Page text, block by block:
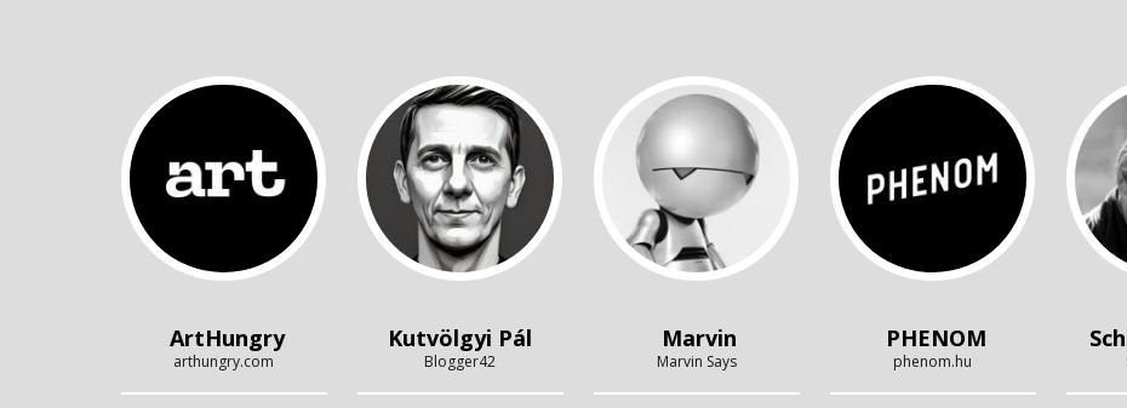
ArtHungry
arthungry.com
Kutvölgyi Pál
Blogger42
Marvin
Marvin Says
PHENOM
phenom.hu